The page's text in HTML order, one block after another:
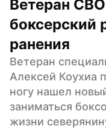
Ветеран
боксерский
ранения
Ветеран
Алексей Коухиа
ногу нашел
заниматься
жизни